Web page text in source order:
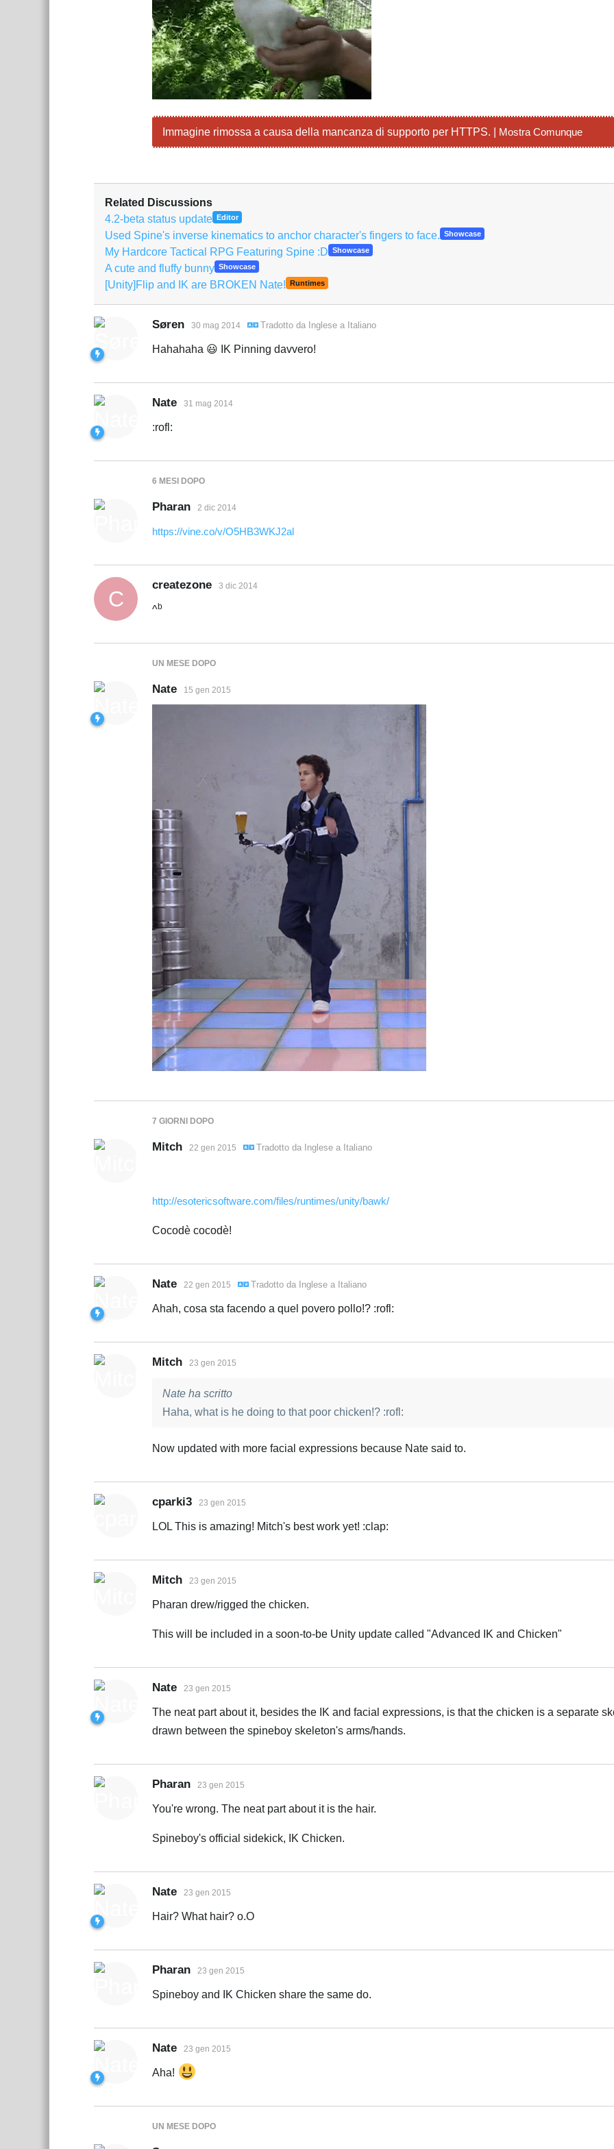
Immagine rimossa a causa della mancanza di supporto per HTTPS. | Mostra Comunque
Related Discussions
4.2-beta status update Editor
Used Spine's inverse kinematics to anchor character's fingers to face. Showcase
My Hardcore Tactical RPG Featuring Spine :D Showcase
A cute and fluffy bunny Showcase
[Unity]Flip and IK are BROKEN Nate! Runtimes
Søren 30 mag 2014 Tradotto da Inglese a Italiano
Hahahaha 😃 IK Pinning davvero!
Nate 31 mag 2014
:rofl:
6 MESI DOPO
Pharan 2 dic 2014
https://vine.co/v/O5HB3WKJ2al
C
createzone 3 dic 2014
^b
UN MESE DOPO
Nate 15 gen 2015
7 GIORNI DOPO
Mitch 22 gen 2015 Tradotto da Inglese a Italiano
http://esotericsoftware.com/files/runtimes/unity/bawk/
Cocodè cocodè!
Nate 22 gen 2015 Tradotto da Inglese a Italiano
Ahah, cosa sta facendo a quel povero pollo!? :rofl:
Mitch 23 gen 2015
Nate ha scritto
Haha, what is he doing to that poor chicken!? :rofl:
Now updated with more facial expressions because Nate said to.
cparki3 23 gen 2015
LOL This is amazing! Mitch's best work yet! :clap:
Mitch 23 gen 2015
Pharan drew/rigged the chicken.
This will be included in a soon-to-be Unity update called "Advanced IK and Chicken"
Nate 23 gen 2015
The neat part about it, besides the IK and facial expressions, is that the chicken is a separate
drawn between the spineboy skeleton's arms/hands.
Pharan 23 gen 2015
You're wrong. The neat part about it is the hair.
Spineboy's official sidekick, IK Chicken.
Nate 23 gen 2015
Hair? What hair? o.O
Pharan 23 gen 2015
Spineboy and IK Chicken share the same do.
Nate 23 gen 2015
Aha!
UN MESE DOPO